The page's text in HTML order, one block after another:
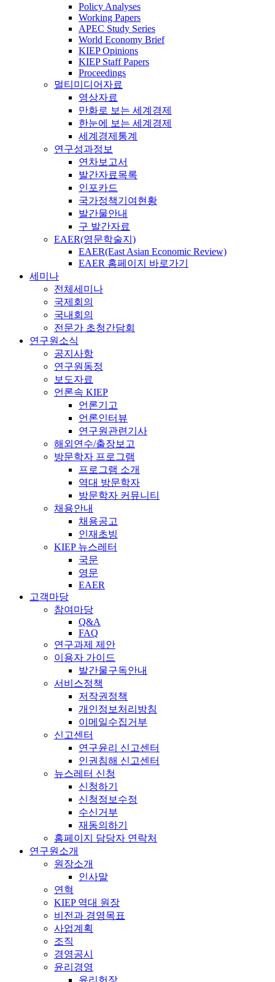
Policy Analyses
Working Papers
APEC Study Series
World Economy Brief
KIEP Opinions
KIEP Staff Papers
Proceedings
멀티미디어자료
영상자료
만화로 보는 세계경제
한눈에 보는 세계경제
세계경제통계
연구성과정보
연차보고서
발간자료목록
인포카드
국가정책기여현황
발간물안내
구 발간자료
EAER(영문학술지)
EAER(East Asian Economic Review)
EAER 홈페이지 바로가기
세미나
전체세미나
국제회의
국내회의
전문가 초청간담회
연구원소식
공지사항
연구원동정
보도자료
언론속 KIEP
언론기고
언론인터뷰
연구원관련기사
해외연수/출장보고
방문학자 프로그램
프로그램 소개
역대 방문학자
방문학자 커뮤니티
채용안내
채용공고
인재초빙
KIEP 뉴스레터
국문
영문
EAER
고객마당
참여마당
Q&A
FAQ
연구과제 제안
이용자 가이드
발간물구독안내
서비스정책
저작권정책
개인정보처리방침
이메일수집거부
신고센터
연구윤리 신고센터
인권침해 신고센터
뉴스레터 신청
신청하기
신청정보수정
수신거부
재동의하기
홈페이지 담당자 연락처
연구원소개
원장소개
인사말
연혁
KIEP 역대 원장
비전과 경영목표
사업계획
조직
경영공시
윤리경영
윤리헌장